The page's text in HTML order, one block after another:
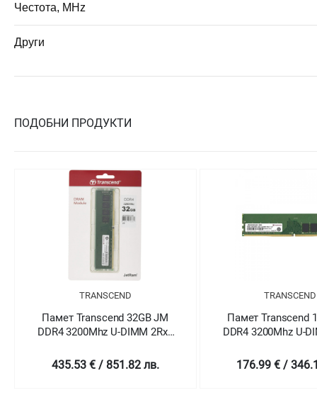
Честота, MHz
Други
ПОДОБНИ ПРОДУКТИ
TRANSCEND
Памет Transcend 32GB JM
DDR4 3200Mhz U-DIMM 2Rx8
435.53 € / 851.82 лв.
TRANSCEND
Памет Transcend
DDR4 3200Mhz U-
176.99 € /